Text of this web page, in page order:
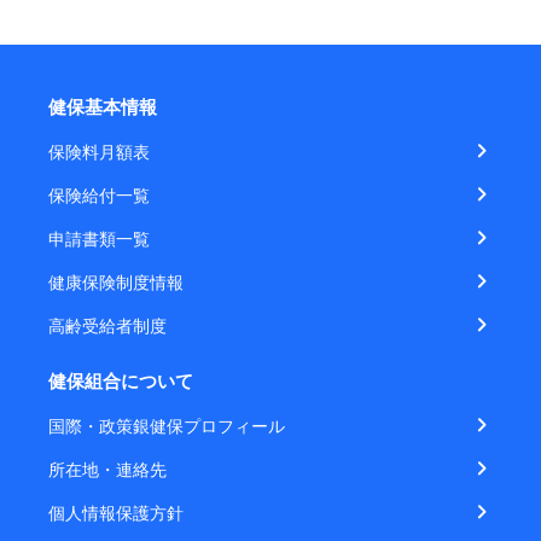
健保基本情報
保険料月額表
保険給付一覧
申請書類一覧
健康保険制度情報
高齢受給者制度
健保組合について
国際・政策銀健保プロフィール
所在地・連絡先
個人情報保護方針